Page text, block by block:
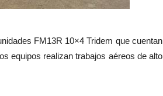
FM13R 10×4 Tridem que cuentan
equipos realizan trabajos aéreos de alto